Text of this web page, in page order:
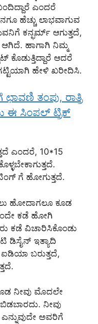
ಎಂದರೆ
ಹೆಚ್ಚು ಲಾಭವಾಗುವ
ಕನ್ಫರ್ಮ್ ಆಗುತ್ತದೆ,
ಹಾಗಾಗಿ ನಿಮ್ಮ
ಕೊಡುತ್ತಿದ್ದಾರೆ ಆದರೆ
ಹೇಳಿ ಖರೀದಿಸಿ.
ತಂಪು, ರಾತ್ರಿ
ಈ ಸಿಂಪಲ್ ಟ್ರಿಕ್
ಎಂದರೆ, 10*15
ಗೆ ಹೋಗುತ್ತದೆ.
ಹೋದಾಗಲೂ ಕೂಡ
ಕಡೆ ಹೋಗಿ
ಕಡೆ ವಿಚಾರಿಸಿಕೊಂಡು
ಡಿಸೈನ್ ಇತ್ಯಾದಿ
ಬರುತ್ತದೆ,
ನೀವು ಮೊದಲೇ
ನೀವು
ಅವರಿಗೆ